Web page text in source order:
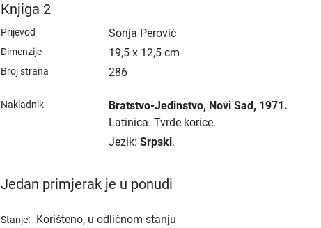
Knjiga 2
Prijevod Sonja Perović
Dimenzije 19,5 x 12,5 cm
Broj strana 286
Nakladnik Bratstvo-Jedinstvo, Novi Sad, 1971.
Latinica. Tvrde korice.
Jezik: Srpski.
Jedan primjerak je u ponudi
Stanje: Korišteno, u odličnom stanju